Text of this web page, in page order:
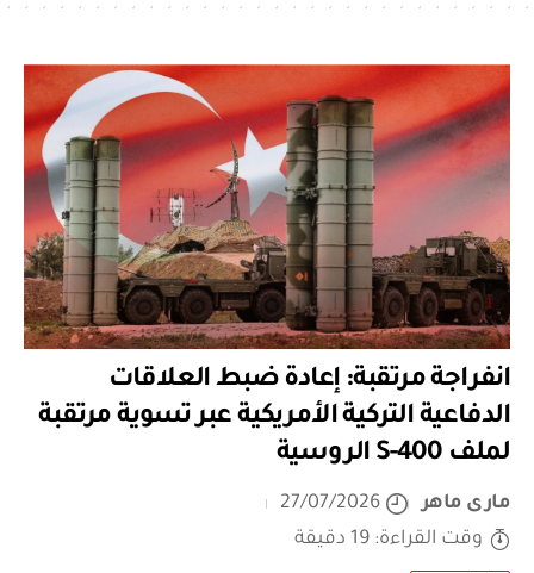
انفراجة مرتقبة: إعادة ضبط العلاقات
الدفاعية التركية الأمريكية عبر تسوية مرتقبة
لملف S-400 الروسية
مارى ماهر
27/07/2026
وقت القراءة: 19 دقيقة